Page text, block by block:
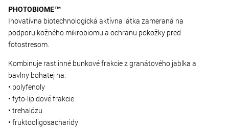
PHOTOBIOME™
Inovatívna biotechnologická aktívna látka zameraná na
podporu kožného mikrobiomu a ochranu pokožky pred
fotostresom.
Kombinuje rastlinné bunkové frakcie z granátového jablka a
bavlny bohatej na:
• polyfenoly
• fyto-lipidové frakcie
• trehalózu
• fruktooligosacharidy